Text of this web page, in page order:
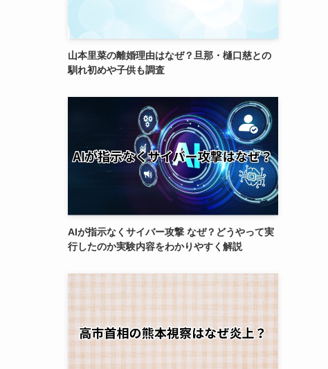
山本里菜の離婚理由はなぜ？旦那・樋口慈との
馴れ初めや子供も調査
AIが指示なくサイバー攻撃 なぜ？どうやって実
行したのか実験内容をわかりやすく解説